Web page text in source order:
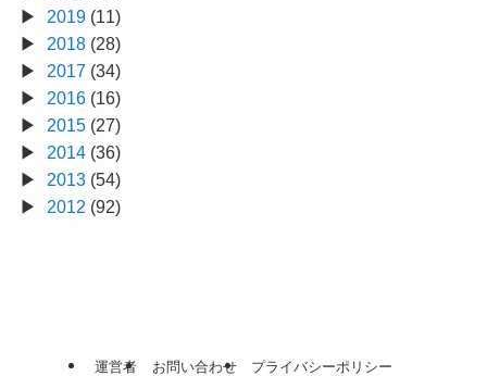
2019(11)
2018(28)
2017 (34)
2016(16)
2015(27)
2014(36)
2013(54)
2012 (92)
運営者 お問い合わせ プライバシーポリシー